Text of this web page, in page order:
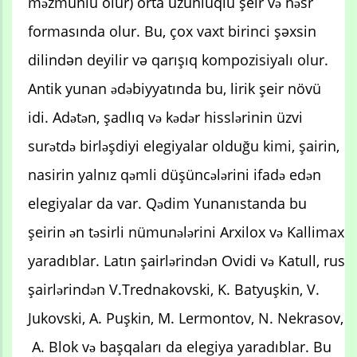
formasında olur. Bu, çox vaxt birinci şәxsin
dilindәn deyilir vә qarışıq kompozisiyalı olur.
Antik yunan ədəbiyyatında bu, lirik şeir növü
idi. Adətən, şadlıq və kədər hisslərinin üzvi
surətdə birləşdiyi elegiyalar olduğu kimi, şairin,
nasirin yalnız qəmli düşüncələrini ifadə edən
elegiyalar da var. Qədim Yunanıstanda bu
şeirin ən təsirli nümunələrini Arxilox və Kallimax
yaradıblar. Latın şairlərindən Ovidi və Katull, rus
şairlərindən V.Trednakovski, K. Batyuşkin, V.
Jukovski, A. Puşkin, M. Lermontov, N. Nekrasov,
A. Blok və başqaları da elegiya yaradıblar. Bu